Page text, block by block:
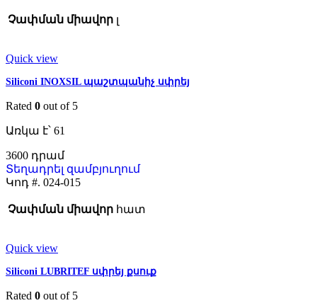
Չափման միավոր լ
Quick view
Siliconi INOXSIL պաշտպանիչ սփրեյ
Rated 0 out of 5
Առկա է՝ 61
3600
Տեղադրել զամբյուղում
Կոդ #. 024-015
Չափման միավոր հատ
Quick view
Siliconi LUBRITEF սփրեյ քսուք
Rated 0 out of 5